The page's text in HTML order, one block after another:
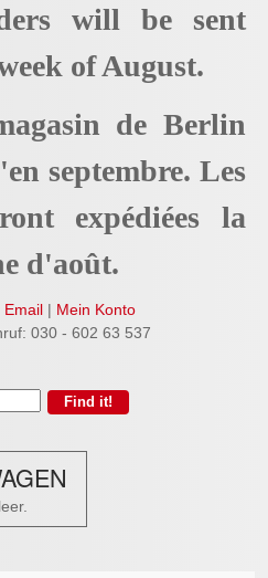
will be sent
of August.
de Berlin
septembre. Les
expédiées la
d'août.
Email| Mein Konto
030 - 602 63 537